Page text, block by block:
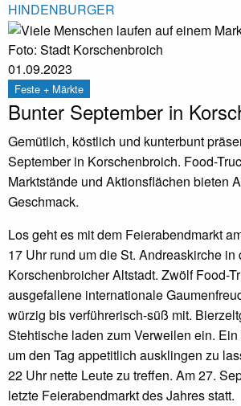
HINDENBURGER
Foto: Stadt Korschenbroich
01.09.2023
Feste + Märkte
Bunter September in
Gemütlich, köstlich und kunterbunt
September in Korschenbroich. Food-
Marktstände und Aktionsflächen bieten
Geschmack.
Los geht es mit dem Feierabendmarkt
17 Uhr rund um die St. Andreaskirche in
Korschenbroicher Altstadt. Zwölf Food-
ausgefallene internationale
würzig bis verführerisch-süß mit.
Stehtische laden zum Verweilen ein.
um den Tag appetitlich ausklingen zu
22 Uhr nette Leute zu treffen. Am 27.
letzte Feierabendmarkt des Jahres statt.